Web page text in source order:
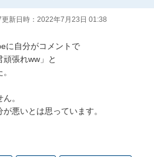
更新日時： 2022年7月23日 01:38
に自分がコメントで
頑張れww」と
。
悪いとは思っています。